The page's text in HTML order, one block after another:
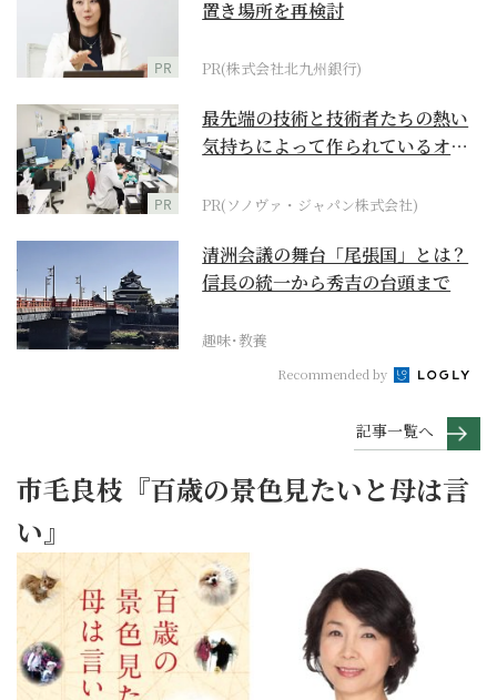
PR
置き場所を再検討
PR(株式会社北九州銀行)
PR
最先端の技術と技術者たちの熱い
気持ちによって作られているオー
PR(ソノヴァ・ジャパン株式会社)
清洲会議の舞台「尾張国」とは？
信長の統一から秀吉の台頭まで
趣味･教養
Recommended by
記事一覧へ
市毛良枝『百歳の景色見たいと母は言
い』